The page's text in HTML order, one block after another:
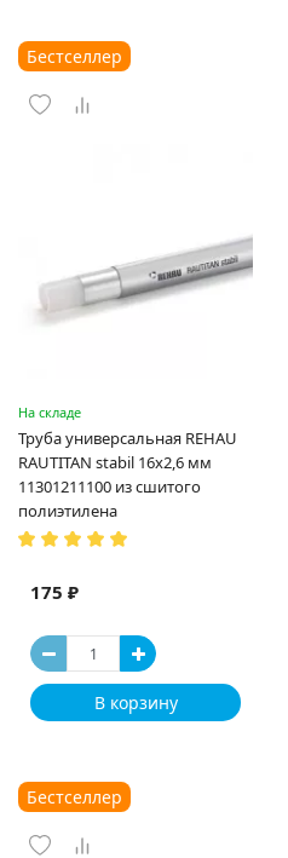
Бестселлер
На складе
Труба универсальная REHAU
RAUTITAN stabil 16х2,6 мм
11301211100 из сшитого
полиэтилена
175 ₽
В корзину
Бестселлер